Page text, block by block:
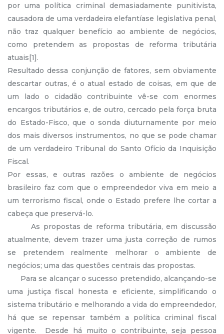
por uma política criminal demasiadamente punitivista,
causadora de uma verdadeira elefantíase legislativa penal,
não traz qualquer benefício ao ambiente de negócios,
como pretendem as propostas de reforma tributária
atuais[1].
Resultado dessa conjunção de fatores, sem obviamente
descartar outras, é o atual estado de coisas, em que de
um lado o cidadão contribuinte vê-se com enormes
encargos tributários e, de outro, cercado pela força bruta
do Estado-Fisco, que o sonda diuturnamente por meio
dos mais diversos instrumentos, no que se pode chamar
de um verdadeiro Tribunal do Santo Ofício da Inquisição
Fiscal.
Por essas, e outras razões o ambiente de negócios
brasileiro faz com que o empreendedor viva em meio a
um terrorismo fiscal, onde o Estado prefere lhe cortar a
cabeça que preservá-lo.
As propostas de reforma tributária, em discussão
atualmente, devem trazer uma justa correção de rumos
se pretendem realmente melhorar o ambiente de
negócios; uma das questões centrais das propostas.
Para se alcançar o sucesso pretendido, alcançando-se
uma justiça fiscal honesta e eficiente, simplificando o
sistema tributário e melhorando a vida do empreendedor,
há que se repensar também a política criminal fiscal
vigente. Desde há muito o contribuinte, seja pessoa